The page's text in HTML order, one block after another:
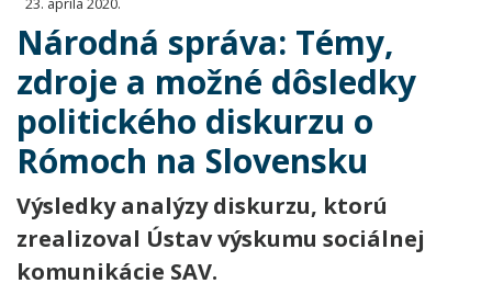
Národná správa: Témy,
zdroje a možné dôsledky
politického diskurzu o
Rómoch na Slovensku
Výsledky analýzy diskurzu, ktorú
zrealizoval Ústav výskumu sociálnej
komunikácie SAV.